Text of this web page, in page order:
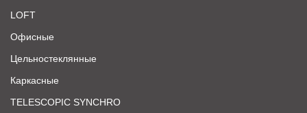
LOFT
Офисные
Цельностеклянные
Каркасные
TELESCOPIC SYNCHRO